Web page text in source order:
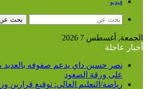
فيديو
بحث عن
الجمعة, أغسطس 7 2026
أخبار عاجلة
نصر حسين داي يدعم صفوفه بالعديد
على ورقة الصعود
رياضة/التعليم العالي: توقيع قرارين